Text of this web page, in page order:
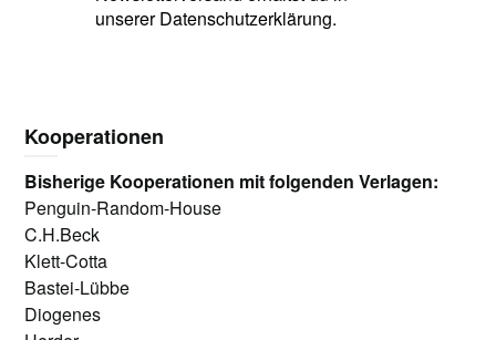
unserer Datenschutzerklärung.
Kooperationen
Bisherige Kooperationen mit folgenden Verlagen:
Penguin-Random-House
C.H.Beck
Klett-Cotta
Bastei-Lübbe
Diogenes